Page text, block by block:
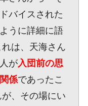
バイスされた
うに詳細に語
は、天海さん
が入団前の思
係であったこ
、その場にい